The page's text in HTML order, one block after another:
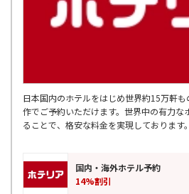
日本国内のホテルをはじめ世界約15万軒
作でご予約いただけます。世界中の有力な
ることで、格安な料金を実現しております
国内・海外ホテル予約
14%割引